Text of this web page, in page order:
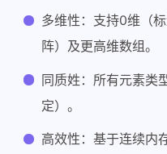
多维性：支持0维（
阵）及更高维数组。
同质姓：所有元素类
定）。
高效性：基于连续内